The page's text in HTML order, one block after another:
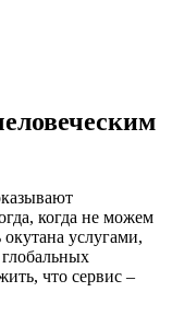
когда не можем
услугами,
что сервис –